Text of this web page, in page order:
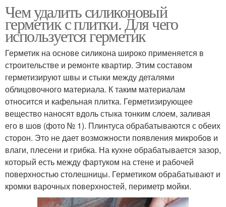
Чем удалить силиконовый
герметик с плитки. Для чего
используется герметик
Герметик на основе силикона широко применяется в
строительстве и ремонте квартир. Этим составом
герметизируют швы и стыки между деталями
облицовочного материала. К таким материалам
относится и кафельная плитка. Герметизирующее
вещество наносят вдоль стыка тонким слоем, заливая
его в шов (фото № 1). Плинтуса обрабатываются с обеих
сторон. Это не дает возможности появления микробов и
влаги, плесени и грибка. На кухне обрабатывается зазор,
который есть между фартуком на стене и рабочей
поверхностью столешницы. Герметиком обрабатывают и
кромки варочных поверхностей, периметр мойки.